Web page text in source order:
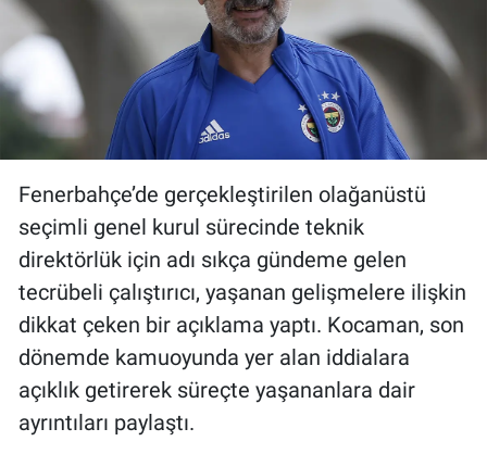
Fenerbahçe’de gerçekleştirilen olağanüstü
seçimli genel kurul sürecinde teknik
direktörlük için adı sıkça gündeme gelen
tecrübeli çalıştırıcı, yaşanan gelişmelere ilişkin
dikkat çeken bir açıklama yaptı. Kocaman, son
dönemde kamuoyunda yer alan iddialara
açıklık getirerek süreçte yaşananlara dair
ayrıntıları paylaştı.